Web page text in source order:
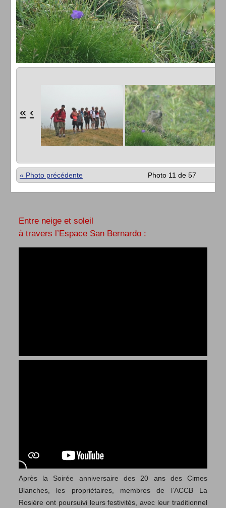
« ‹
« Photo précédente Photo 11 de 57
Entre neige et soleil
à travers l’Espace San Bernardo :
Après la Soirée anniversaire des 20 ans des Cimes
Blanches, les propriétaires, membres de l’ACCB La
Rosière ont poursuivi leurs festivités, avec leur traditionnel